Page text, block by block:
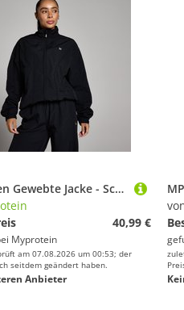
MP Damen Gewebte Jacke - Schwarz - XS
40,99 €
Myprotein
am 07.08.2026 um 00:53; der
seitdem geändert haben.
Anbieter